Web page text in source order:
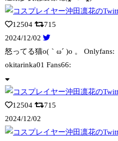
12504
715
2024/12/02
怒ってる猫o(｀ω´ )o 。 Onlyfans:
okitarinka01 Fans66:
12504
715
2024/12/02